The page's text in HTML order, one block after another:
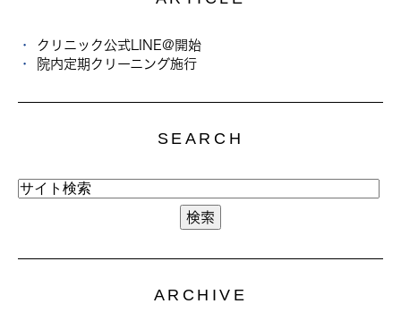
クリニック公式LINE@開始
院内定期クリーニング施行
SEARCH
ARCHIVE